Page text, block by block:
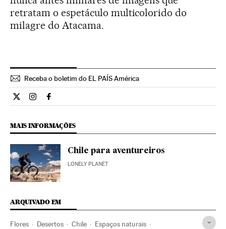
retratam o espetáculo multicolorido do
milagre do Atacama.
Receba o boletim do EL PAÍS América
Internacional El País Brasil en Twitter
Internacional El País Brasil en Instagram
Internacional El País Brasil en Facebook
MAIS INFORMAÇÕES
Chile para aventureiros
LONELY PLANET
ARQUIVADO EM
Flores Desertos Chile Espaços naturais